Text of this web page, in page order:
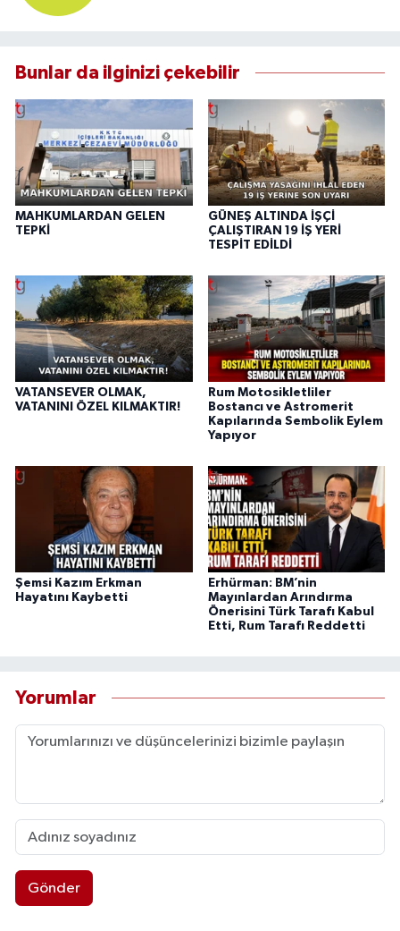
Bunlar da ilginizi çekebilir
MAHKUMLARDAN GELEN
TEPKİ
GÜNEŞ ALTINDA İŞÇİ
ÇALIŞTIRAN 19 İŞ YERİ
TESPİT EDİLDİ
VATANSEVER OLMAK,
VATANINI ÖZEL KILMAKTIR!
Rum Motosikletliler
Bostancı ve Astromerit
Kapılarında Sembolik Eylem
Yapıyor
Şemsi Kazım Erkman
Hayatını Kaybetti
Erhürman: BM’nin
Mayınlardan Arındırma
Önerisini Türk Tarafı Kabul
Etti, Rum Tarafı Reddetti
Yorumlar
Gönder